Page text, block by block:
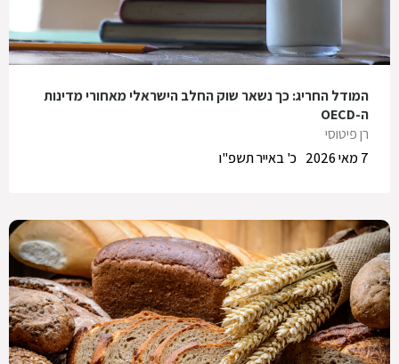
המודל החריג: כך נשאר שוק החלב הישראלי מאחורי מדינות
ה-OECD
רן פיטוסי
כ' באייר תשפ"ו
7 מאי 2026